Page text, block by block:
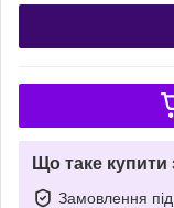
Що таке
Замовлення